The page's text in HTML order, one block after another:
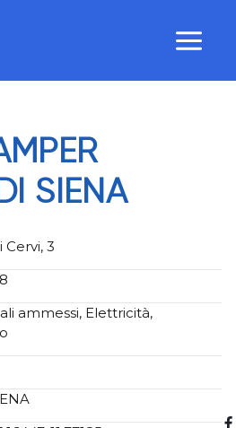
SIENA
Cervi, 3
ammessi, Elettricità,